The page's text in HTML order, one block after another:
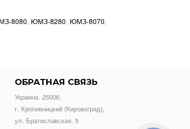
8080, ЮМЗ-8280, ЮМЗ-8070,
ОБРАТНАЯ СВЯЗЬ
Украина. 25006,
г. Кропивницкий (Кировоград),
ул. Братиславская, 5